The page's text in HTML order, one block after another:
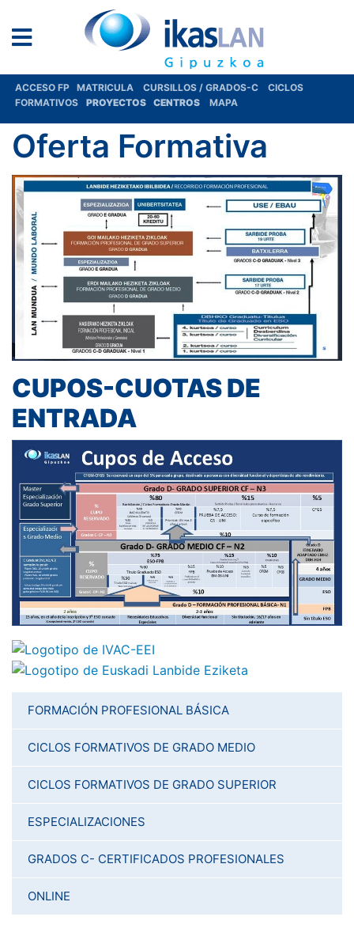
ACCESO FP MATRICULA CURSILLOS / GRADOS-C
CICLOS
FORMATIVOS
PROYECTOS CENTROS MAPA
Oferta Formativa
CUPOS-CUOTAS DE
ENTRADA
FORMACIÓN PROFESIONAL BÁSICA
CICLOS FORMATIVOS DE GRADO MEDIO
CICLOS FORMATIVOS DE GRADO SUPERIOR
ESPECIALIZACIONES
GRADOS C- CERTIFICADOS PROFESIONALES
ONLINE